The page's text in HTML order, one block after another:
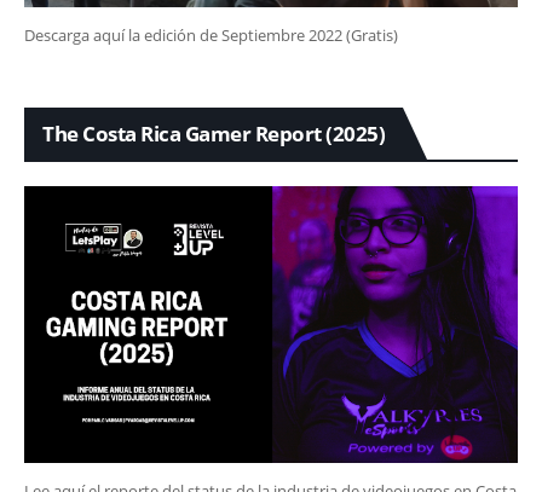
Descarga aquí la edición de Septiembre 2022 (Gratis)
The Costa Rica Gamer Report (2025)